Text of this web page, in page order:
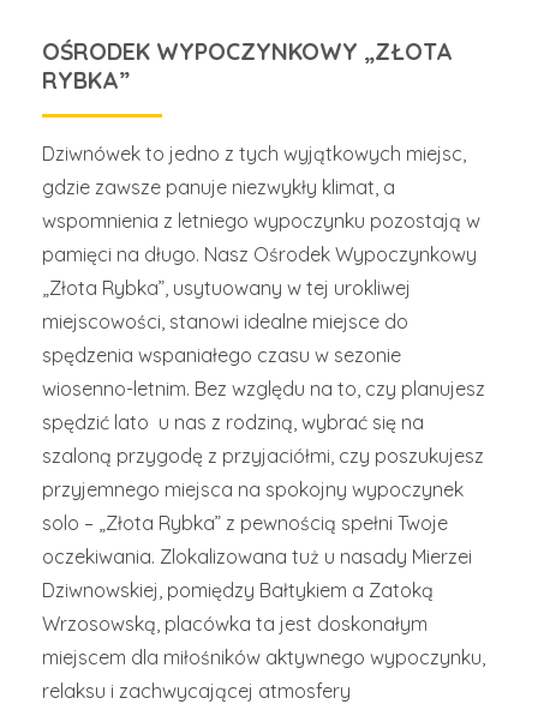
OŚRODEK WYPOCZYNKOWY „ZŁOTA
RYBKA”
Dziwnówek to jedno z tych wyjątkowych miejsc,
gdzie zawsze panuje niezwykły klimat, a
wspomnienia z letniego wypoczynku pozostają w
pamięci na długo. Nasz Ośrodek Wypoczynkowy
„Złota Rybka”, usytuowany w tej urokliwej
miejscowości, stanowi idealne miejsce do
spędzenia wspaniałego czasu w sezonie
wiosenno-letnim. Bez względu na to, czy planujesz
spędzić lato u nas z rodziną, wybrać się na
szaloną przygodę z przyjaciółmi, czy poszukujesz
przyjemnego miejsca na spokojny wypoczynek
solo – „Złota Rybka” z pewnością spełni Twoje
oczekiwania. Zlokalizowana tuż u nasady Mierzei
Dziwnowskiej, pomiędzy Bałtykiem a Zatoką
Wrzosowską, placówka ta jest doskonałym
miejscem dla miłośników aktywnego wypoczynku,
relaksu i zachwycającej atmosfery